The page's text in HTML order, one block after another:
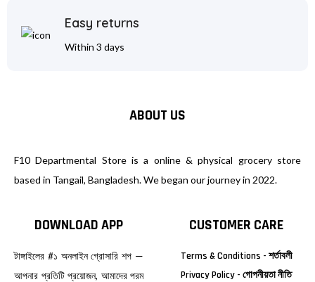
Easy returns
Within 3 days
ABOUT US
F10 Departmental Store is a online & physical grocery store
based in Tangail, Bangladesh. We began our journey in 2022.
DOWNLOAD APP
টাঙ্গাইলের #১ অনলাইন গ্রোসারি শপ —
আপনার প্রতিটি প্রয়োজন, আমাদের পরম
CUSTOMER CARE
Terms & Conditions - শর্তাবলী
Privacy Policy - গোপনীয়তা নীতি